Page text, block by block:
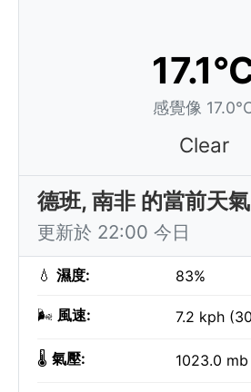
感覺像
Clear
德班, 南非 的當前天氣
更新於 22:00 今日
💧 濕度: 83%
🌬️ 風速: 7.2 kph
🌡️ 氣壓: 1023.0 mb